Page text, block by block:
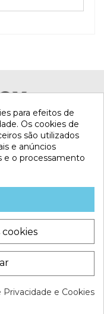
e Condições |
para efeitos de
Os cookies de
são utilizados
e anúncios
e o processamento
Privacidade e Cookies